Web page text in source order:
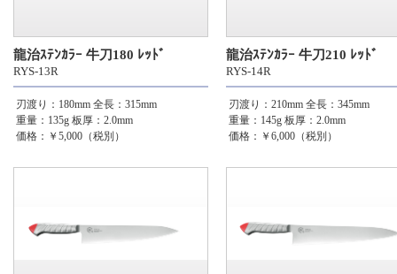
龍治ｽﾃﾝｶﾗｰ 牛刀180 ﾚｯﾄﾞ
RYS-13R
刃渡り：180mm 全長：315mm
重量：135g 板厚：2.0mm
価格：￥5,000（税別）
龍治ｽﾃﾝｶﾗｰ 牛刀210 ﾚｯﾄﾞ
RYS-14R
刃渡り：210mm 全長：345mm
重量：145g 板厚：2.0mm
価格：￥6,000（税別）